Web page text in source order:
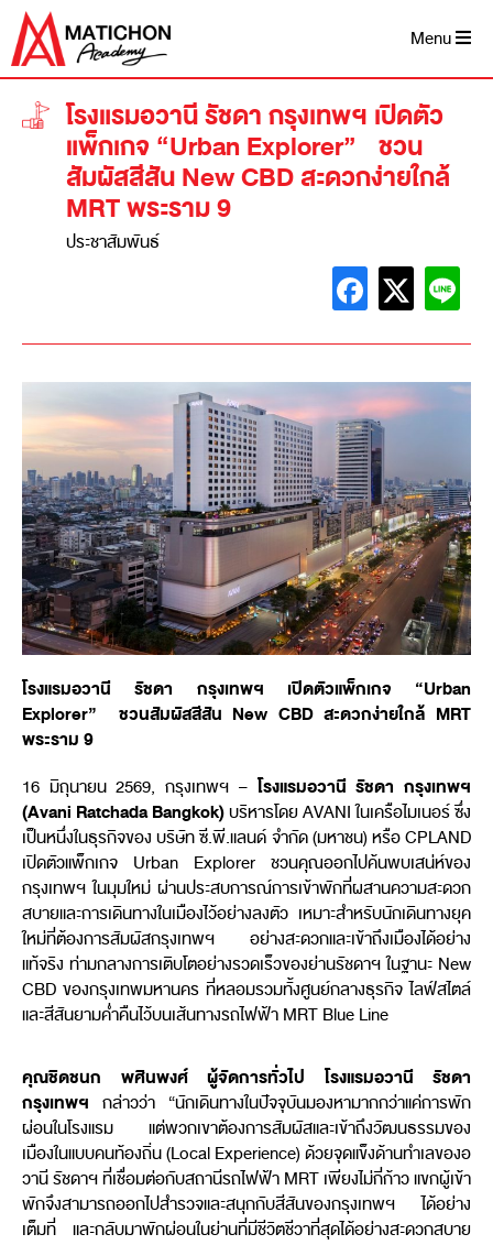
Menu
โรงแรมอวานี รัชดา กรุงเทพฯ เปิดตัว
แพ็กเกจ “Urban Explorer” ชวน
สัมผัสสีสัน New CBD สะดวกง่ายใกล้
MRT พระราม 9
ประชาสัมพันธ์
โรงแรมอวานี รัชดา กรุงเทพฯ เปิดตัวแพ็กเกจ “Urban
Explorer” ชวนสัมผัสสีสัน New CBD สะดวกง่ายใกล้ MRT
พระราม 9
16 มิถุนายน2569,กรุงเทพฯ –โรงแรมอวานี รัชดา กรุงเทพฯ
(Avani Ratchada Bangkok)บริหารโดยAVANIในเครือไมเนอร์ ซึ่ง
เป็นหนึ่งในธุรกิจของ บริษัท ซี.พี.แลนด์ จำกัด(มหาชน)หรือCPLAND
เปิดตัวแพ็กเกจ Urban Explorer ชวนคุณออกไปค้นพบเสน่ห์ของ
กรุงเทพฯ ในมุมใหม่ ผ่านประสบการณ์การเข้าพักที่ผสานความสะดวก
สบายและการเดินทางในเมืองไว้อย่างลงตัว เหมาะสำหรับนักเดินทางยุค
ใหม่ที่ต้องการสัมผัสกรุงเทพฯ อย่างสะดวกและเข้าถึงเมืองได้อย่าง
แท้จริง ท่ามกลางการเติบโตอย่างรวดเร็วของย่านรัชดาฯ ในฐานะ New
CBD ของกรุงเทพมหานคร ที่หลอมรวมทั้งศูนย์กลางธุรกิจ ไลฟ์สไตล์
และสีสันยามค่ำคืนไว้บนเส้นทางรถไฟฟ้า MRT Blue Line
คุณชิดชนก พศินพงศ์ ผู้จัดการทั่วไป โรงแรมอวานี
รัชดา
กรุงเทพฯ กล่าวว่า “นักเดินทางในปัจจุบันมองหามากกว่าแค่การพัก
ผ่อนในโรงแรม แต่พวกเขาต้องการสัมผัสและเข้าถึงวัฒนธรรมของ
เมืองในแบบคนท้องถิ่น(Local Experience)ด้วยจุดแข็งด้านทำเลของอ
วานี รัชดาฯ ที่เชื่อมต่อกับสถานีรถไฟฟ้า MRT เพียงไม่กี่ก้าว แขกผู้เข้า
พักจึงสามารถออกไปสำรวจและสนุกกับสีสันของกรุงเทพฯ ได้อย่าง
เต็มที่ และกลับมาพักผ่อนในย่านที่มีชีวิตชีวาที่สุดได้อย่างสะดวกสบาย